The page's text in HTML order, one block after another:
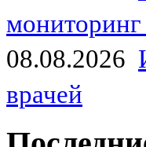
08.08.2026
врачей